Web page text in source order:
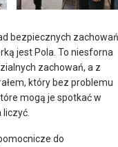
bezpiecznych zachowań
jest Pola. To niesforna
zachowań, a z
który bez problemu
mogą je spotkać w
do